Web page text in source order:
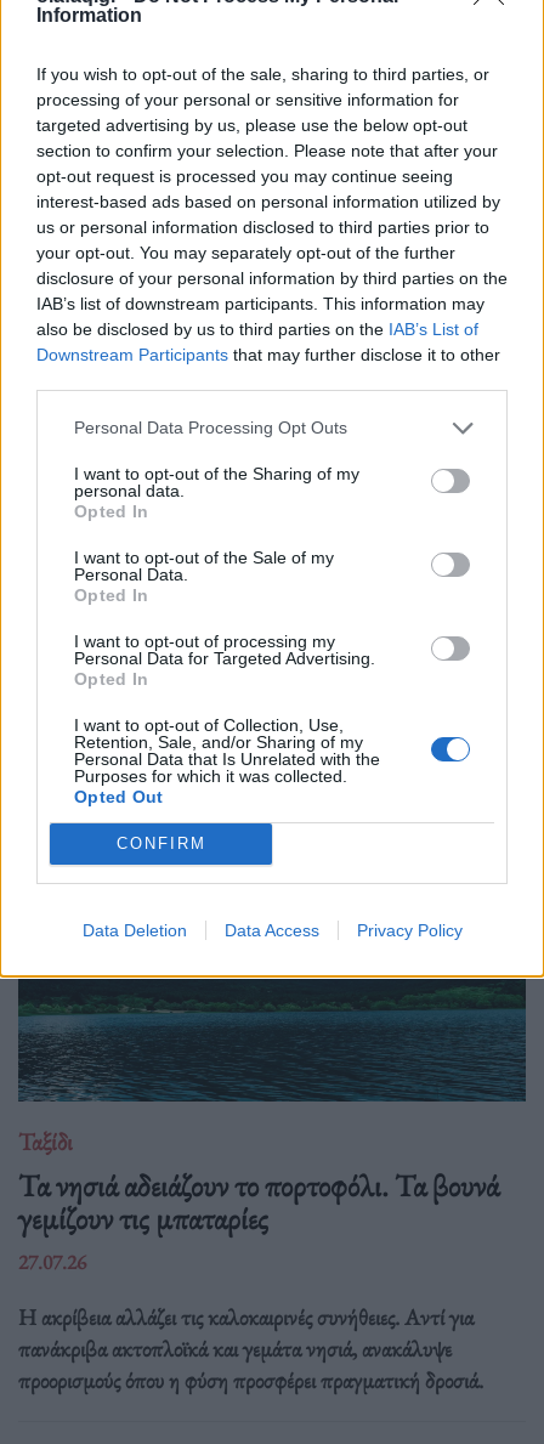
Information
If you wish to opt-out of the sale, sharing to third parties, or
processing of your personal or sensitive information for
targeted advertising by us, please use the below opt-out
section to confirm your selection. Please note that after your
opt-out request is processed you may continue seeing
interest-based ads based on personal information utilized by
us or personal information disclosed to third parties prior to
your opt-out. You may separately opt-out of the further
disclosure of your personal information by third parties on the
IAB’s list of downstream participants. This information may
also be disclosed by us to third parties on the IAB’s List of
Downstream Participants that may further disclose it to other
Personal Data Processing Opt Outs
I want to opt-out of the Sharing of my
personal data.
Opted In
I want to opt-out of the Sale of my
Personal Data.
Opted In
I want to opt-out of processing my
Personal Data for Targeted Advertising.
Opted In
I want to opt-out of Collection, Use,
Retention, Sale, and/or Sharing of my
Personal Data that Is Unrelated with the
Purposes for which it was collected.
Opted Out
CONFIRM
Data Deletion Data Access Privacy Policy
27.07.26
Από τη δημιουργία σταθερής ρουτίνας μέχρι τη μείωση των
περισπασμών, η αυτοπειθαρχία είναι το κλειδί για τη συνέπεια,
την προσωπική ανάπτυξη και την επίτευξη κάθε σημαντικού
στόχου.
Η πιο σπάνια ανθρώπινη τέχνη σήμερα είναι
να ακούς
27.07.26
Η αποξένωση της σύγχρονης ζωής δεν γεννιέται μόνο από τη
μοναξιά, αλλά και από την απουσία ανθρώπων που μπορούν
πραγματικά να ακούσουν χωρίς να κρίνουν.
Ταξίδι
Τα νησιά αδειάζουν το πορτοφόλι. Τα βουνά
γεμίζουν τις μπαταρίες
27.07.26
Η ακρίβεια αλλάζει τις καλοκαιρινές συνήθειες. Αντί για
πανάκριβα ακτοπλοϊκά και γεμάτα νησιά, ανακάλυψε
προορισμούς όπου η φύση προσφέρει πραγματική δροσιά.